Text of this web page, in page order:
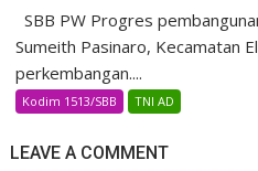
SBB PW Progres
Sumeith Pasinaro, Kecamatan
perkembangan....
Kodim 1513/SBB TNI AD
LEAVE A COMMENT